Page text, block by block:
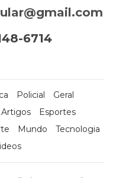
6714
Policial
Geral
Artigos
Esportes
Mundo
Tecnologia